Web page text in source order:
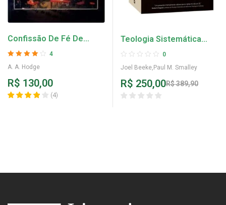
Confissão De Fé De
Westminster Comentada
– A. A. HODGE
4
A. A. Hodge
R$ 130,00
(4)
Teologia Sistemática
Reformada (vol 1) – Joel
Beeke e Paul M. Smalley
0
Joel Beeke,Paul M. Smalley
R$389,90
R$ 250,00